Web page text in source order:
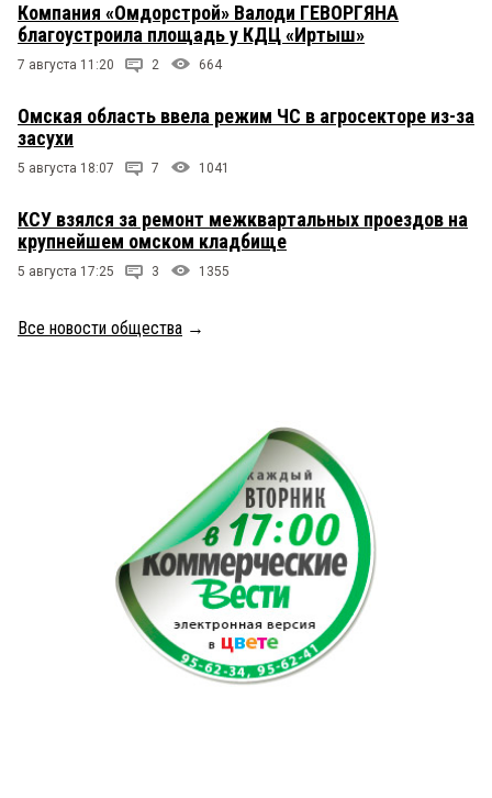
Компания «Омдорстрой» Валоди ГЕВОРГЯНА
благоустроила площадь у КДЦ «Иртыш»
7 августа 11:20 2 664
Омская область ввела режим ЧС в агросекторе из-за
засухи
5 августа 18:07 7 1041
КСУ взялся за ремонт межквартальных проездов на
крупнейшем омском кладбище
5 августа 17:25 3 1355
Все новости общества →